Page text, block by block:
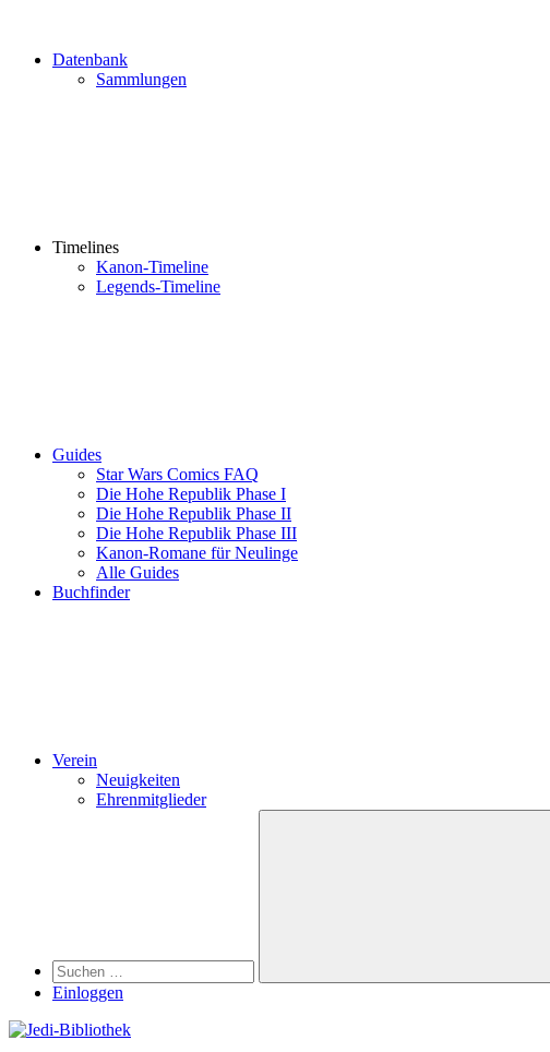
Datenbank
Sammlungen
Timelines
Kanon-Timeline
Legends-Timeline
Guides
Star Wars Comics FAQ
Die Hohe Republik Phase I
Die Hohe Republik Phase II
Die Hohe Republik Phase III
Kanon-Romane für Neulinge
Alle Guides
Buchfinder
Verein
Neuigkeiten
Ehrenmitglieder
Suchen
Einloggen